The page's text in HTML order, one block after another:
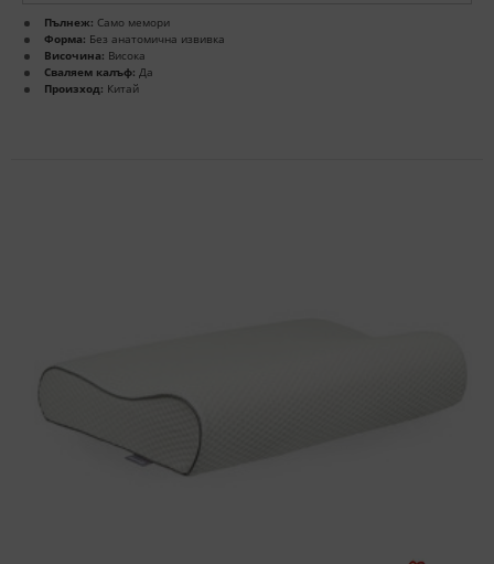
Пълнеж: Само мемори
Форма: Без анатомична извивка
Височина: Висока
Сваляем калъф: Да
Произход: Китай